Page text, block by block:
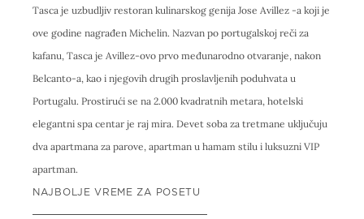
Tasca je uzbudljiv restoran kulinarskog genija Jose Avillez -a koji je
ove godine nagrađen Michelin. Nazvan po portugalskoj reči za
kafanu, Tasca je Avillez-ovo prvo međunarodno otvaranje, nakon
Belcanto-a, kao i njegovih drugih proslavljenih poduhvata u
Portugalu. Prostirući se na 2.000 kvadratnih metara, hotelski
elegantni spa centar je raj mira. Devet soba za tretmane uključuju
dva apartmana za parove, apartman u hamam stilu i luksuzni VIP
apartman.
NAJBOLJE VREME ZA POSETU